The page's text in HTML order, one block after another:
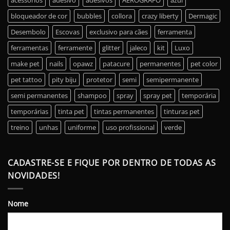
bloqueador de cor
bubbles collora crazy liberty
Dermagic
Desembolo
Escovas exclusivo para cães
ferramenta
ferramentas
ferramente glitter jaleco kit
Luxo
make pet
nails opawz patacure permanentes
pet color
pet tattoo
pity biju protetor semi
semipermanente
semi permanentes
shampoo spray spray pet
temporária
temporárias
tinta pet tintas permanentes
tinturas pet
treino
unhas uniforme uso profissional verde
CADASTRE-SE E FIQUE POR DENTRO DE TODAS AS
NOVIDADES!
Nome